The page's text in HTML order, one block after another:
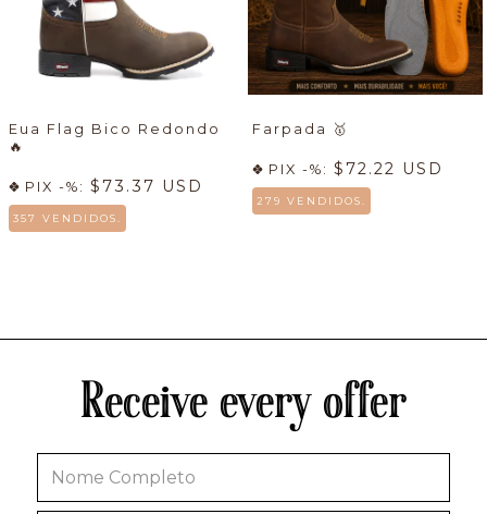
Eua Flag Bico Redondo
🔥
PIX -%: $73.37 USD
357 VENDIDOS.
Farpada 🥇
PIX -%: $72.22 USD
279 VENDIDOS.
Receive every offer